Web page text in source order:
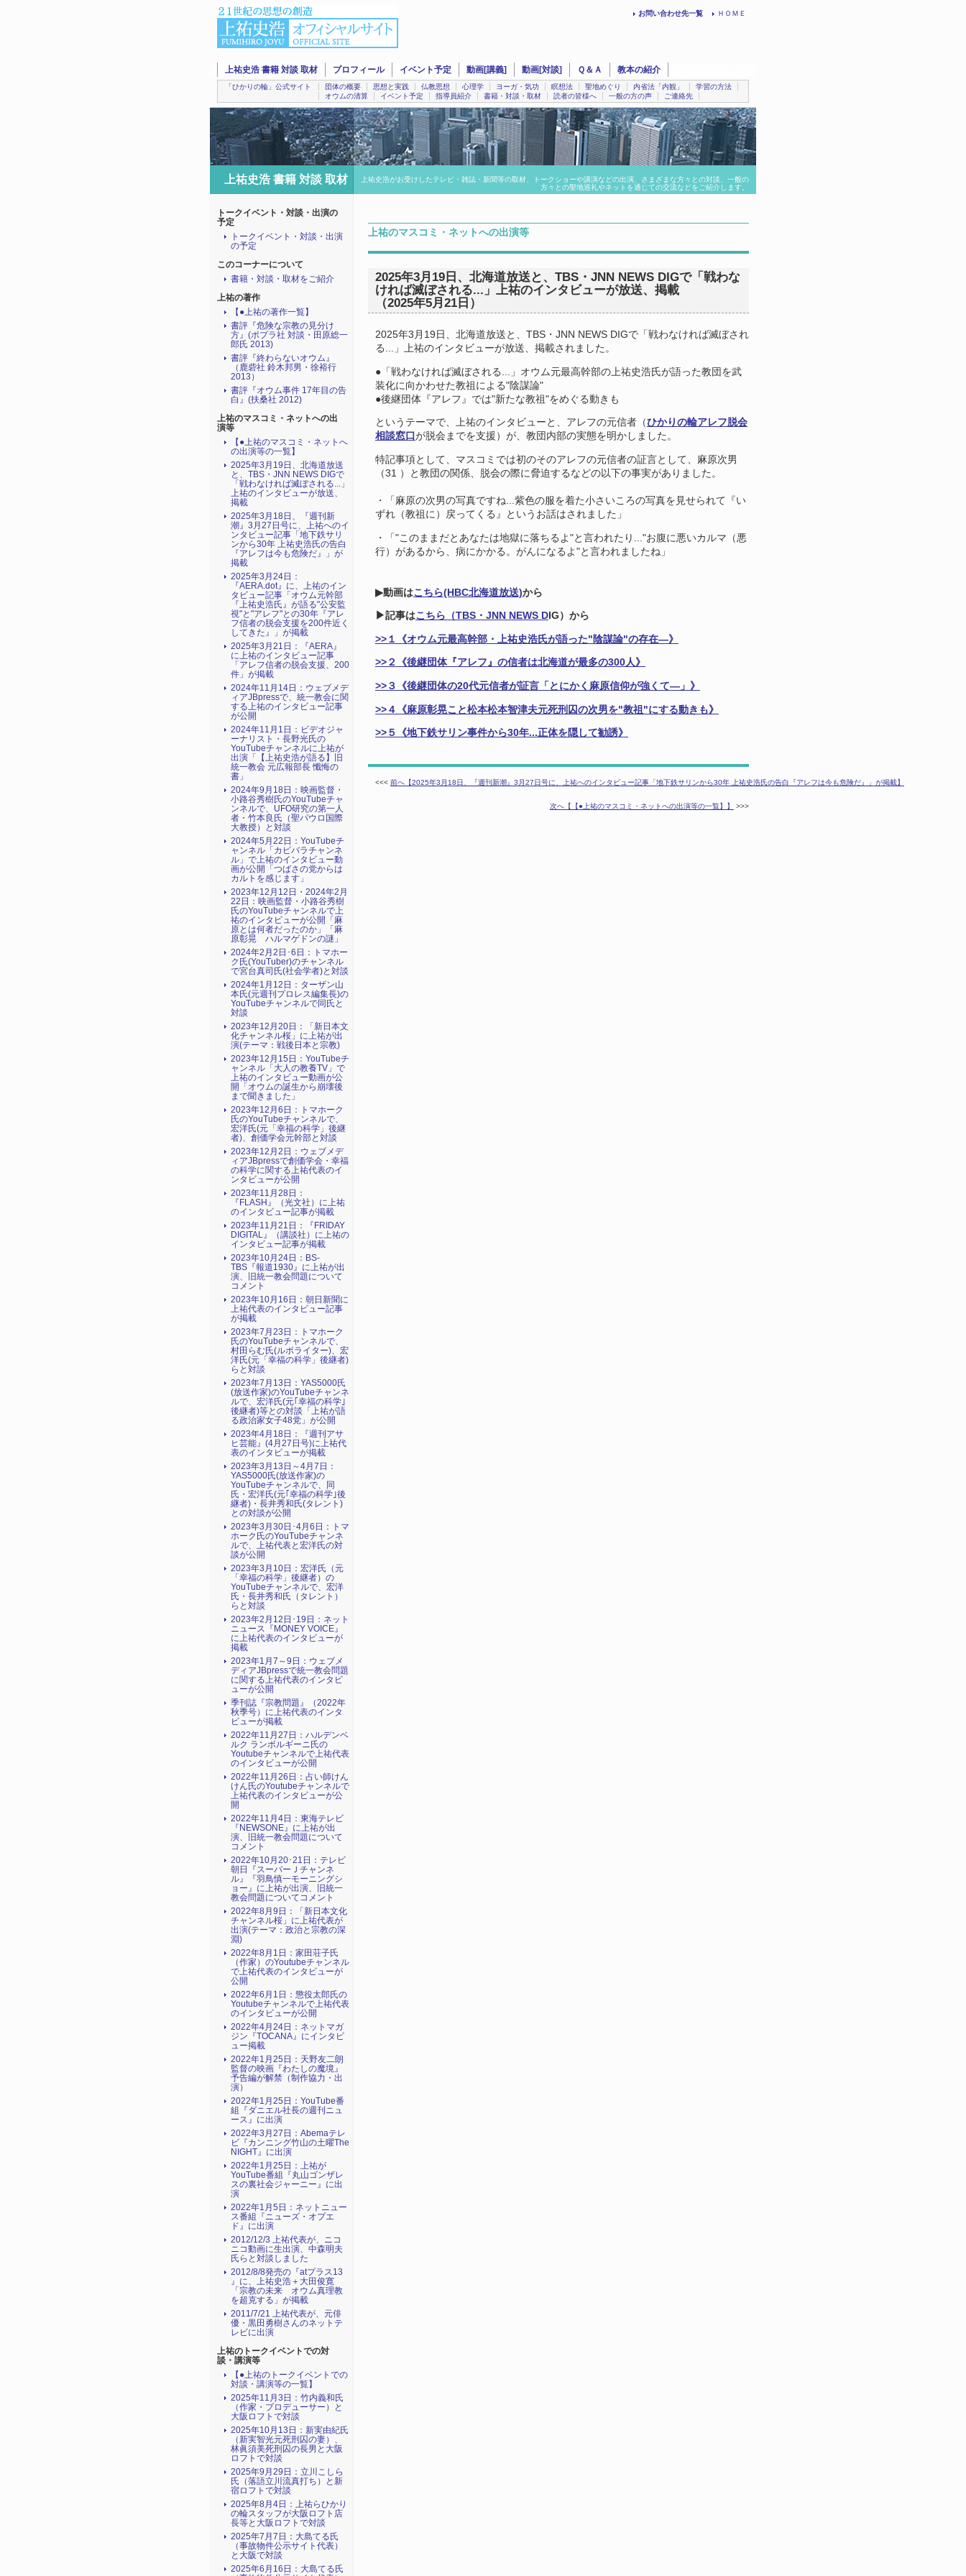
ＨＯＭＥ
お問い合わせ先一覧
上祐史浩 書籍 対談 取材 プロフィール イベント予定 動画[講義] 動画[対談] Ｑ＆Ａ 教本の紹介
「ひかりの輪」公式サイト 団体の概要 思想と実践 仏教思想 心理学 ヨーガ・気功 瞑想法 聖地めぐり 内省法「内観」
学習の方法
オウムの清算
イベント予定 指導員紹介 書籍・対談・取材 読者の皆様へ 一般の方の声 ご連絡先
上祐史浩 書籍 対談 取材
上祐史浩がお受けしたテレビ・雑誌・新聞等の取材、トークショーや講演などの出演、さまざまな方々との対談、一般の
方々との聖地巡礼やネットを通じての交流などをご紹介します。
上祐のマスコミ・ネットへの出演等
2025年3月19日、北海道放送と、TBS・JNN NEWS DIGで「戦わな
ければ滅ぼされる...」上祐のインタビューが放送、掲載
（2025年5月21日）
2025年3月19日、北海道放送と、TBS・JNN NEWS DIGで「戦わなければ滅ぼされ
る...」上祐のインタビューが放送、掲載されました。
●「戦わなければ滅ぼされる...」オウム元最高幹部の上祐史浩氏が語った教団を武
装化に向かわせた教祖による"陰謀論"
●後継団体『アレフ』では"新たな教祖"をめぐる動きも
というテーマで、上祐のインタビューと、アレフの元信者（ひかりの輪アレフ脱会
相談窓口 が脱会までを支援）が、教団内部の実態を明かしました。
特記事項として、マスコミでは初のそのアレフの元信者の証言として、麻原次男
（31 ）と教団の関係、脱会の際に脅迫するなどの以下の事実がありました。
・「麻原の次男の写真ですね...紫色の服を着た小さいころの写真を見せられて『い
ずれ（教祖に）戻ってくる』というお話はされました」
・「"このままだとあなたは地獄に落ちるよ"と言われたり..."お腹に悪いカルマ（悪
行）があるから、病にかかる。がんになるよ"と言われましたね」
▶動画はこちら(HBC北海道放送)から
▶記事はこちら（TBS・JNN NEWS D IG）から
>> １《オウム元最高幹部・上祐史浩氏が語った"陰謀論"の存在―》
>> ２《後継団体『アレフ』の信者は北海道が最多の300人》
>> ３《後継団体の20代元信者が証言「とにかく麻原信仰が強くて― 」》
>> ４《麻原彰晃こと松本松本智津夫元死刑囚の次男を"教祖"にする動きも》
>> ５《地下鉄サリン事件から30年...正体を隠して勧誘》
<<< 前へ【2025年3月18日、『週刊新潮』3月27日号に、上祐へのインタビュー記事「地下鉄サリンから30年 上祐史浩氏の告白『アレフは今も危険だ』」が掲載】
次へ【【●上祐のマスコミ・ネットへの出演等の一覧】】 >>>
トークイベント・対談・出演の
予定
トークイベント・対談・出演
の予定
このコーナーについて
書籍・対談・取材をご紹介
上祐の著作
【●上祐の著作一覧】
書評『危険な宗教の見分け
方』(ポプラ社 対談・田原総一
郎氏 2013)
書評『終わらないオウム』
（鹿砦社 鈴木邦男・徐裕行
2013）
書評『オウム事件 17年目の告
白』(扶桑社 2012)
上祐のマスコミ・ネットへの出
演等
【●上祐のマスコミ・ネットへ
の出演等の一覧】
2025年3月19日、北海道放送
と、TBS・JNN NEWS DIGで
「戦わなければ滅ぼされる...」
上祐のインタビューが放送、
掲載
2025年3月18日、『週刊新
潮』3月27日号に、上祐へのイ
ンタビュー記事「地下鉄サリ
ンから30年 上祐史浩氏の告白
『アレフは今も危険だ』」が
掲載
2025年3月24日：
『AERA.dot』に、上祐のイン
タビュー記事「オウム元幹部
『上祐史浩氏』が語る"公安監
視"と"アレフ"との30年『アレ
フ信者の脱会支援を200件近く
してきた』」が掲載
2025年3月21日：『AERA』
に上祐のインタビュー記事
「アレフ信者の脱会支援、200
件」が掲載
2024年11月14日：ウェブメデ
ィアJBpressで、統一教会に関
する上祐のインタビュー記事
が公開
2024年11月1日：ビデオジャ
ーナリスト・長野光氏の
YouTubeチャンネルに上祐が
出演「【上祐史浩が語る】旧
統一教会 元広報部長 懺悔の
書」
2024年9月18日：映画監督・
小路谷秀樹氏のYouTubeチャ
ンネルで、UFO研究の第一人
者・竹本良氏（聖パウロ国際
大教授）と対談
2024年5月22日：YouTubeチ
ャンネル「カピバラチャンネ
ル」で上祐のインタビュー動
画が公開「つばさの党からは
カルトを感じます」
2023年12月12日・2024年2月
22日：映画監督・小路谷秀樹
氏のYouTubeチャンネルで上
祐のインタビューが公開「麻
原とは何者だったのか」「麻
原彰晃 ハルマゲドンの謎」
2024年2月2日･6日：トマホー
ク氏(YouTuber)のチャンネル
で宮台真司氏(社会学者)と対談
2024年1月12日：ターザン山
本氏(元週刊プロレス編集長)の
YouTubeチャンネルで同氏と
対談
2023年12月20日：「新日本文
化チャンネル桜」に上祐が出
演(テーマ：戦後日本と宗教)
2023年12月15日：YouTubeチ
ャンネル「大人の教養TV」で
上祐のインタビュー動画が公
開「オウムの誕生から崩壊後
まで聞きました」
2023年12月6日：トマホーク
氏のYouTubeチャンネルで、
宏洋氏(元「幸福の科学」後継
者)、創価学会元幹部と対談
2023年12月2日：ウェブメデ
ィアJBpressで創価学会・幸福
の科学に関する上祐代表のイ
ンタビューが公開
2023年11月28日：
『FLASH』（光文社）に上祐
のインタビュー記事が掲載
2023年11月21日：『FRIDAY
DIGITAL』（講談社）に上祐の
インタビュー記事が掲載
2023年10月24日：BS-
TBS『報道1930』に上祐が出
演、旧統一教会問題について
コメント
2023年10月16日：朝日新聞に
上祐代表のインタビュー記事
が掲載
2023年7月23日：トマホーク
氏のYouTubeチャンネルで、
村田らむ氏(ルポライター)、宏
洋氏(元「幸福の科学」後継者)
らと対談
2023年7月13日：YAS5000氏
(放送作家)のYouTubeチャンネ
ルで、宏洋氏(元｢幸福の科学｣
後継者)等との対談「上祐が語
る政治家女子48党」が公開
2023年4月18日：『週刊アサ
ヒ芸能』(4月27日号)に上祐代
表のインタビューが掲載
2023年3月13日～4月7日：
YAS5000氏(放送作家)の
YouTubeチャンネルで、同
氏・宏洋氏(元｢幸福の科学｣後
継者)・長井秀和氏(タレント)
との対談が公開
2023年3月30日･4月6日：トマ
ホーク氏のYouTubeチャンネ
ルで、上祐代表と宏洋氏の対
談が公開
2023年3月10日：宏洋氏（元
「幸福の科学」後継者）の
YouTubeチャンネルで、宏洋
氏・長井秀和氏（タレント）
らと対談
2023年2月12日･19日：ネット
ニュース『MONEY VOICE』
に上祐代表のインタビューが
掲載
2023年1月7～9日：ウェブメ
ディアJBpressで統一教会問題
に関する上祐代表のインタビ
ューが公開
季刊誌『宗教問題』（2022年
秋季号）に上祐代表のインタ
ビューが掲載
2022年11月27日：ハルデンベ
ルク ランボルギーニ氏の
Youtubeチャンネルで上祐代表
のインタビューが公開
2022年11月26日：占い師けん
けん氏のYoutubeチャンネルで
上祐代表のインタビューが公
開
2022年11月4日：東海テレビ
『NEWSONE』に上祐が出
演、旧統一教会問題について
コメント
2022年10月20･21日：テレビ
朝日『スーパーＪチャンネ
ル』『羽鳥慎一モーニングシ
ョー』に上祐が出演、旧統一
教会問題についてコメント
2022年8月9日：「新日本文化
チャンネル桜」に上祐代表が
出演(テーマ：政治と宗教の深
淵)
2022年8月1日：家田荘子氏
（作家）のYoutubeチャンネル
で上祐代表のインタビューが
公開
2022年6月1日：懲役太郎氏の
Youtubeチャンネルで上祐代表
のインタビューが公開
2022年4月24日：ネットマガ
ジン『TOCANA』にインタビ
ュー掲載
2022年1月25日：天野友二朗
監督の映画『わたしの魔境』
予告編が解禁（制作協力・出
演）
2022年1月25日：YouTube番
組『ダニエル社長の週刊ニュ
ース』に出演
2022年3月27日：Abemaテレ
ビ『カンニング竹山の土曜The
NIGHT』に出演
2022年1月25日：上祐が
YouTube番組『丸山ゴンザレ
スの裏社会ジャーニー』に出
演
2022年1月5日：ネットニュー
ス番組『ニューズ・オプエ
ド』に出演
2012/12/3 上祐代表が、ニコ
ニコ動画に生出演、中森明夫
氏らと対談しました
2012/8/8発売の『atプラス13
』に、上祐史浩＋大田俊寛
「宗教の未来 オウム真理教
を超克する」が掲載
2011/7/21 上祐代表が、元俳
優・黒田勇樹さんのネットテ
レビに出演
上祐のトークイベントでの対
談・講演等
【●上祐のトークイベントでの
対談・講演等の一覧】
2025年11月3日：竹内義和氏
（作家・プロデューサー）と
大阪ロフトで対談
2025年10月13日：新実由紀氏
（新実智光元死刑囚の妻）、
林眞須美死刑囚の長男と大阪
ロフトで対談
2025年9月29日：立川こしら
氏（落語立川流真打ち）と新
宿ロフトで対談
2025年8月4日：上祐らひかり
の輪スタッフが大阪ロフト店
長等と大阪ロフトで対談
2025年7月7日：大島てる氏
（事故物件公示サイト代表）
と大阪で対談
2025年6月16日：大島てる氏